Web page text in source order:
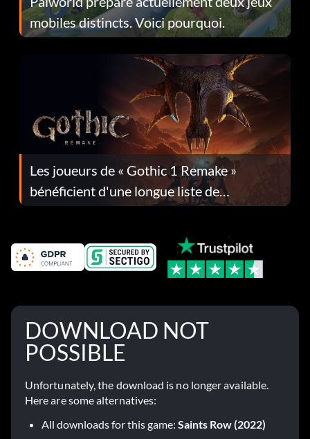
mobiles distincts. Voici pourquoi.
Les joueurs de « Gothic 1 Remake »
bénéficient d'une longue liste de
corrections dans la mise à jour 1.0.4
DOWNLOAD NOT
POSSIBLE
Unfortunately, the download is no longer available.
Here are some alternatives:
All downloads for this game: Saints Row (2022)